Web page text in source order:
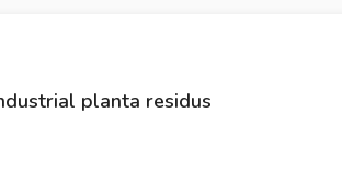
planta residus